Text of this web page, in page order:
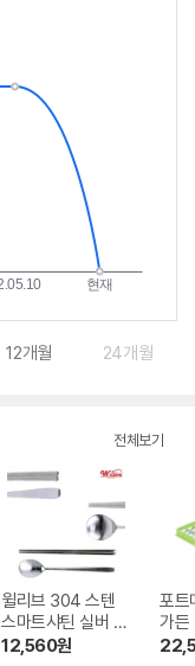
12개월 24개월
전체보기
윌리브 304 스텐
스마트샤틴 실버 수
저세트
12,560원
포트
가든
크세